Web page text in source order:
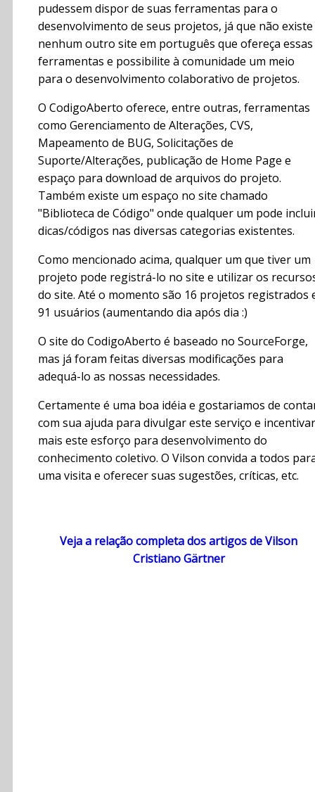
pudessem dispor de suas ferramentas para o
desenvolvimento de seus projetos, já que não existe
nenhum outro site em português que ofereça essas
ferramentas e possibilite à comunidade um meio
para o desenvolvimento colaborativo de projetos.
O CodigoAberto oferece, entre outras, ferramentas
como Gerenciamento de Alterações, CVS,
Mapeamento de BUG, Solicitações de
Suporte/Alterações, publicação de Home Page e
espaço para download de arquivos do projeto.
Também existe um espaço no site chamado
"Biblioteca de Código" onde qualquer um pode
dicas/códigos nas diversas categorias existentes.
Como mencionado acima, qualquer um que tiver um
projeto pode registrá-lo no site e utilizar os
do site. Até o momento são 16 projetos registrados
91 usuários (aumentando dia após dia :)
O site do CodigoAberto é baseado no SourceForge,
mas já foram feitas diversas modificações para
adequá-lo as nossas necessidades.
Certamente é uma boa idéia e gostariamos de
com sua ajuda para divulgar este serviço e incentivar
mais este esforço para desenvolvimento do
conhecimento coletivo. O Vilson convida a todos
uma visita e oferecer suas sugestões, críticas, etc.
Veja a relação completa dos artigos de Vilson
Cristiano Gärtner